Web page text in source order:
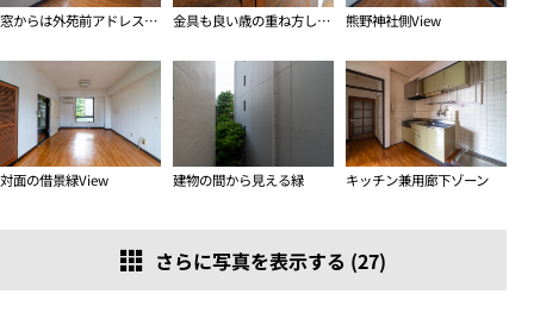
窓からは外苑前アドレスを感じられるViewが 金具も良い歳の重ね方してる 熊野神社側View
対面の借景緑View 建物の間から見える緑 キッチン兼用廊下ゾーン
さらに写真を表示する (27)